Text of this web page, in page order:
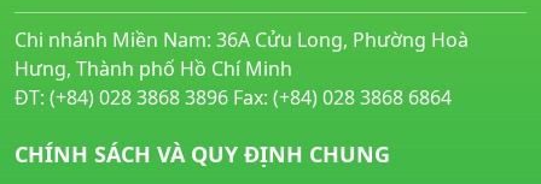
Chi nhánh Miền Nam: 36A Cửu Long, Phường Hoà
Hưng, Thành phố Hồ Chí Minh
ĐT: (+84) 028 3868 3896 Fax: (+84) 028 3868 6864
CHÍNH SÁCH VÀ QUY ĐỊNH CHUNG